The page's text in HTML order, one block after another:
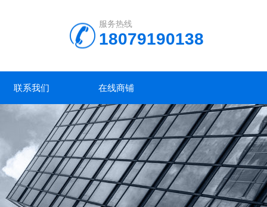
服务热线
18079190138
联系我们 在线商铺